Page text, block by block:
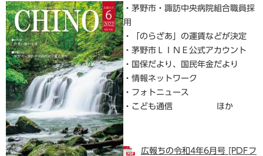
・茅野市・諏訪中央病院組合職員採
用
・「のらざあ」の運賃などが決定
・茅野市ＬＩＮＥ公式アカウント
・国保だより、国民年金だより
・情報ネットワーク
・フォトニュース
・こども通信 ほか
広報ちの令和4年6月号 [PDFフ